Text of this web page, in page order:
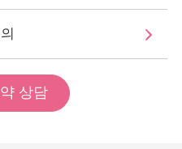
상담